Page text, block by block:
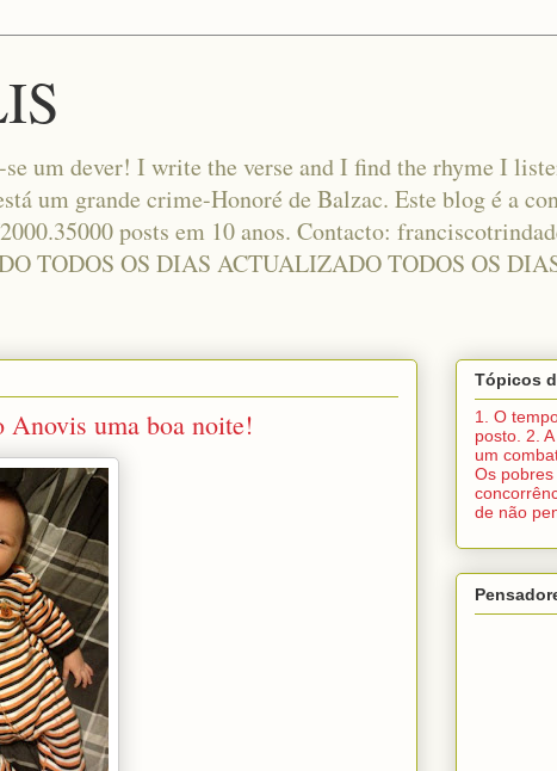
um dever! I write the verse and I find the rhyme I
um grande crime-Honoré de Balzac. Este blog é a
posts em 10 anos. Contacto:
TODOS OS DIAS ACTUALIZADO TODOS OS
Anovis uma boa noite!
Tópicos
1. O
posto. 2.
um
Os
de não